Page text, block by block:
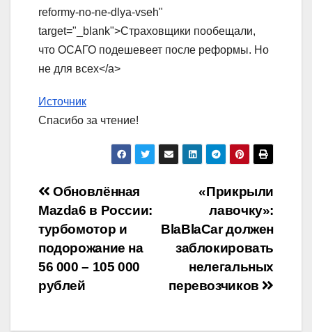
reformy-no-ne-dlya-vseh"
target="_blank">Страховщики пообещали,
что ОСАГО подешевеет после реформы. Но
не для всех</a>
Источник
Спасибо за чтение!
Навигация
по
записям
«Прикрыли
лавочку»:
BlaBlaCar должен
заблокировать
нелегальных
перевозчиков
Обновлённая
Mazda6 в России:
турбомотор и
подорожание на
56 000 – 105 000
рублей